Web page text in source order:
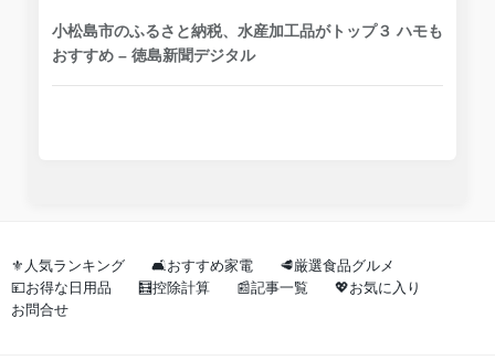
小松島市のふるさと納税、水産加工品がトップ３ ハモも
おすすめ – 徳島新聞デジタル
⚜️人気ランキング 🛋️おすすめ家電
🥩厳選食品グルメ
💴お得な日用品
🧮控除計算 📰記事一覧
💖お気に入り
お問合せ